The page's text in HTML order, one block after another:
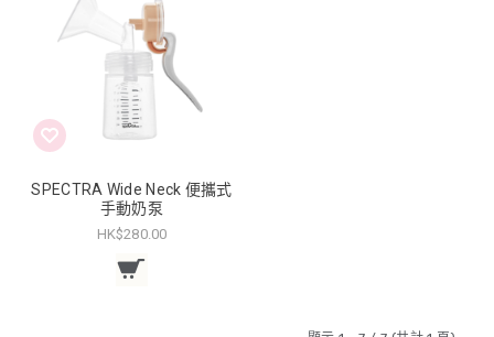
SPECTRA Wide Neck 便攜式
手動奶泵
HK$280.00